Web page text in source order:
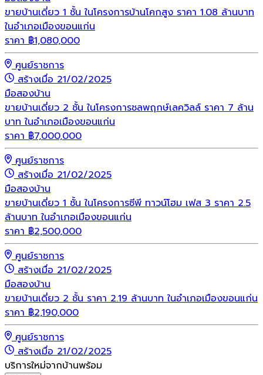
ขายบ้านเดี่ยว 1 ชั้น ในโครงการบ้านโคกสูง ราคา 1.08 ล้านบาท
ในอำเภอเมืองขอนแก่น
ราคา ฿1,080,000
ศูนย์ราชการ
สร้างเมื่อ 21/02/2025
มือสองบ้าน
ขายบ้านเดี่ยว 2 ชั้น ในโครงการชลพฤกษ์เลควิลล์ ราคา 7 ล้าน
บาท ในอำเภอเมืองขอนแก่น
ราคา ฿7,000,000
ศูนย์ราชการ
สร้างเมื่อ 21/02/2025
มือสองบ้าน
ขายบ้านเดี่ยว 1 ชั้น ในโครงการซีพี ทาวน์โฮม เฟส 3 ราคา 2.5
ล้านบาท ในอำเภอเมืองขอนแก่น
ราคา ฿2,500,000
ศูนย์ราชการ
สร้างเมื่อ 21/02/2025
มือสองบ้าน
ขายบ้านเดี่ยว 2 ชั้น ราคา 2.19 ล้านบาท ในอำเภอเมืองขอนแก่น
ราคา ฿2,190,000
ศูนย์ราชการ
สร้างเมื่อ 21/02/2025
บริการใหม่จากบ้านพร้อม